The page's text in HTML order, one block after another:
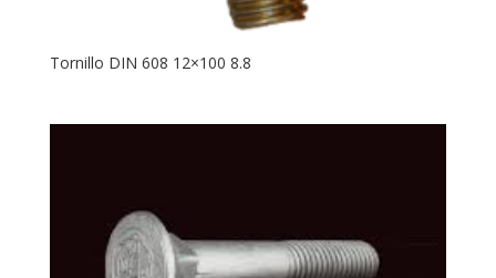
Tornillo DIN 608 12×100 8.8